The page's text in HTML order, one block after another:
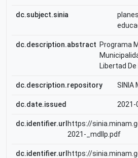
dc.subject.sinia
dc.description.abstract Programa
Libertad De
dc.description.repository SINIA
dc.date.issued 2021-
dc.identifier.url https://
2021-_mdllp.pdf
dc.identifier.url https://